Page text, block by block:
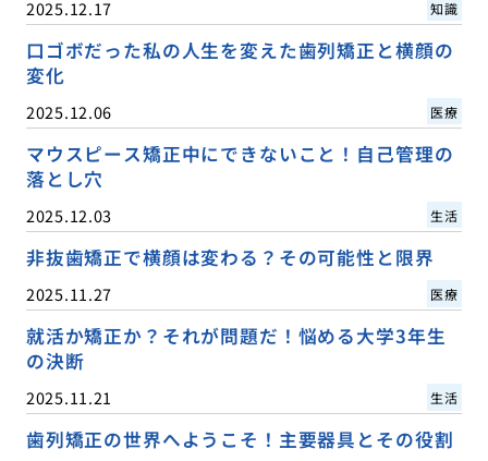
2025.12.17 知識
口ゴボだった私の人生を変えた歯列矯正と横顔の
変化
2025.12.06 医療
マウスピース矯正中にできないこと！自己管理の
落とし穴
2025.12.03 生活
非抜歯矯正で横顔は変わる？その可能性と限界
2025.11.27 医療
就活か矯正か？それが問題だ！悩める大学3年生
の決断
2025.11.21 生活
歯列矯正の世界へようこそ！主要器具とその役割